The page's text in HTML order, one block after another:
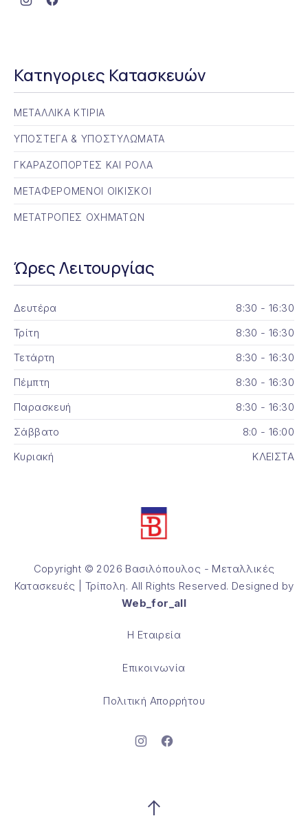
Νέο παράθυρο
Νέο παράθυρο
Κατηγοριες Κατασκευών
ΜΕΤΑΛΛΙΚΑ ΚΤΙΡΙΑ
ΥΠΟΣΤΕΓΑ & ΥΠΟΣΤΥΛΩΜΑΤΑ
ΓΚΑΡΑΖΟΠΟΡΤΕΣ ΚΑΙ ΡΟΛΑ
ΜΕΤΑΦΕΡΟΜΕΝΟΙ ΟΙΚΙΣΚΟΙ
ΜΕΤΑΤΡΟΠΕΣ ΟΧΗΜΑΤΩΝ
Ώρες Λειτουργίας
Δευτέρα
8:30 - 16:30
Τρίτη
8:30 - 16:30
Τετάρτη
8:30 - 16:30
Πέμπτη
8:30 - 16:30
Παρασκευή
8:30 - 16:30
Σάββατο
8:0 - 16:00
Κυριακή
ΚΛΕΙΣΤΑ
Copyright © 2026 Βασιλόπουλος - Μεταλλικές
Κατασκευές | Τρίπολη. All Rights Reserved. Designed by
Web_for_all
Η Εταιρεία
Επικοινωνία
Πολιτική Απορρήτου
Νέο παράθυρο
Νέο παράθυρο